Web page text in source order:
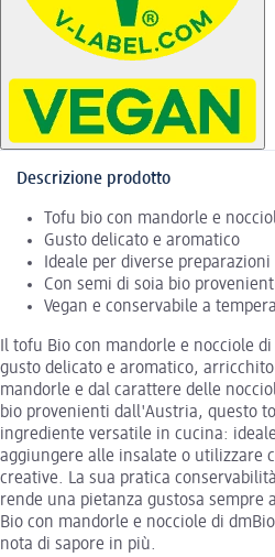
Descrizione prodotto
Tofu bio con mandorle e
Gusto delicato e aromatico
Ideale per diverse preparazioni
Con semi di soia bio
Vegan e conservabile a
Il tofu Bio con mandorle e nocciole
gusto delicato e aromatico,
mandorle e dal carattere delle
bio provenienti dall'Austria, questo
ingrediente versatile in cucina:
aggiungere alle insalate o utilizzare
creative. La sua pratica
rende una pietanza gustosa sempre
Bio con mandorle e nocciole di
nota di sapore in più.